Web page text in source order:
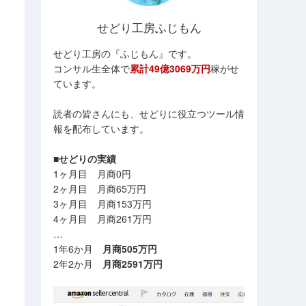
せどり工房ふじもん
せどり工房の『ふじもん』です。
コンサル生全体で累計49億3069万円稼がせ
ています。
読者の皆さんにも、せどりに役立つツール情
報を配布しています。
■せどりの実績
1ヶ月目 月商0円
2ヶ月目 月商65万円
3ヶ月目 月商153万円
4ヶ月目 月商261万円
…
1年6か月 月商505万円
2年2か月 月商2591万円